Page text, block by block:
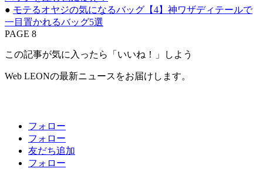
● モテるオヤジの気になるバッグ【4】神ワザディテールで
一目置かれるバッグ5選
PAGE 8
この記事が気に入ったら「いいね！」しよう
Web LEONの最新ニュースをお届けします。
フォロー
フォロー
友だち追加
フォロー